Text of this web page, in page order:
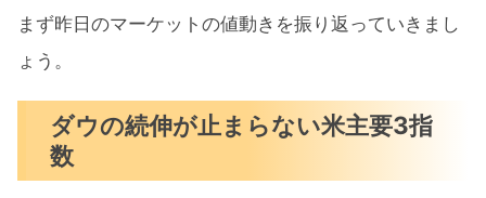
まず昨日のマーケットの値動きを振り返っていきまし
ょう。
ダウの続伸が止まらない米主要3指
数